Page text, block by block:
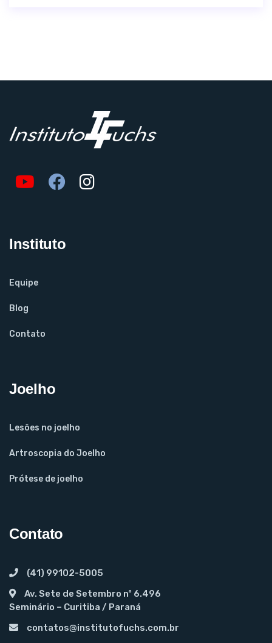
Instituto
Equipe
Blog
Contato
Joelho
Lesões no joelho
Artroscopia do Joelho
Prótese de joelho
Contato
(41) 99102-5005
Av. Sete de Setembro nº 6.496
Seminário – Curitiba / Paraná
contatos@institutofuchs.com.br